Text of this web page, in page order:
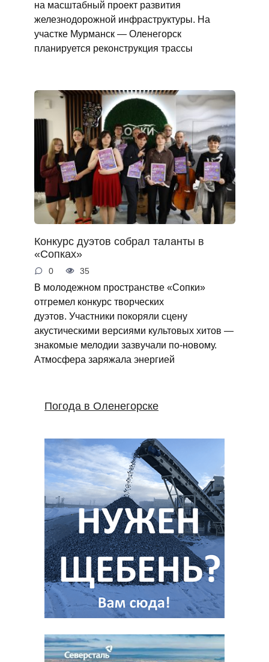
на масштабный проект развития
железнодорожной инфраструктуры. На
участке Мурманск — Оленегорск
планируется реконструкция трассы
Конкурс дуэтов собрал таланты в
«Сопках»
0 35
В молодежном пространстве «Сопки»
отгремел конкурс творческих
дуэтов. Участники покоряли сцену
акустическими версиями культовых хитов —
знакомые мелодии зазвучали по‑новому.
Атмосфера заряжала энергией
Погода в Оленегорске